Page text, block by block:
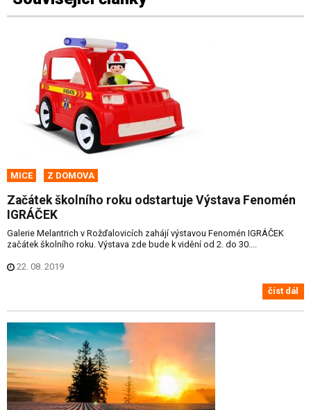
MICE Z DOMOVA
Začátek školního roku odstartuje Výstava Fenomén
IGRÁČEK
Galerie Melantrich v Rožďalovicích zahájí výstavou Fenomén IGRÁČEK
začátek školního roku. Výstava zde bude k vidění od 2. do 30....
22. 08. 2019
číst dál